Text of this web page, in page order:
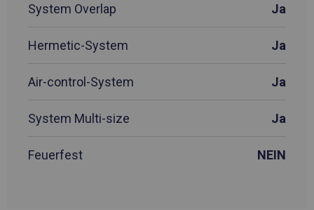
System Overlap Ja
Hermetic-System Ja
Air-control-System Ja
System Multi-size Ja
Feuerfest NEIN